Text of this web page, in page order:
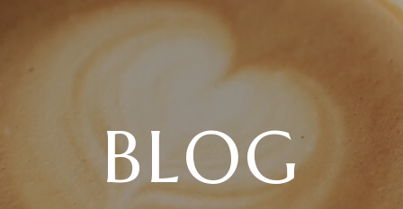
BLOG